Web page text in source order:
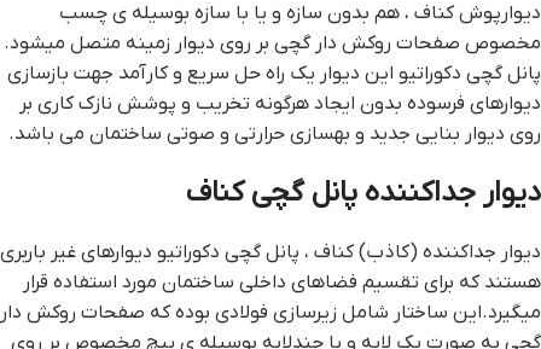
دیوارپوش کناف ، هم بدون سازه و یا با سازه بوسیله ی چسب
مخصوص صفحات روکش دار گچی بر روی دیوار زمینه متصل میشود.
پانل گچی دکوراتیو این دیوار یک راه حل سریع و کارآمد جهت بازسازی
دیوارهای فرسوده بدون ایجاد هرگونه تخریب و پوشش نازک کاری بر
روی دیوار بنایی جدید و بهسازی حرارتی و صوتی ساختمان می باشد.
دیوار جداکننده پانل گچی کناف
دیوار جداکننده (کاذب) کناف ، پانل گچی دکوراتیو دیوارهای غیر باربری
هستند که برای تقسیم فضاهای داخلی ساختمان مورد استفاده قرار
میگیرد.این ساختار شامل زیرسازی فولادی بوده که صفحات روکش دار
گچی به صورت یک لایه و یا چندلایه بوسیله ی پیچ مخصوص بر روی